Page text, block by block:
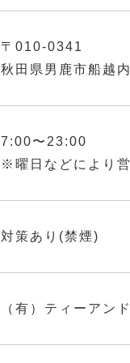
〒010-0341
秋田県男鹿市船越
7:00〜23:00
※曜日などにより
対策あり(禁煙)
（有）ティーアン